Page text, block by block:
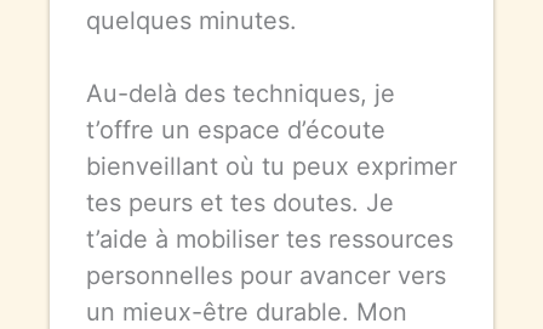
quelques minutes.
Au-delà des techniques, je
t’offre un espace d’écoute
bienveillant où tu peux exprimer
tes peurs et tes doutes. Je
t’aide à mobiliser tes ressources
personnelles pour avancer vers
un mieux-être durable. Mon